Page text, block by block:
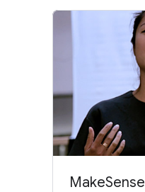
MakeSense